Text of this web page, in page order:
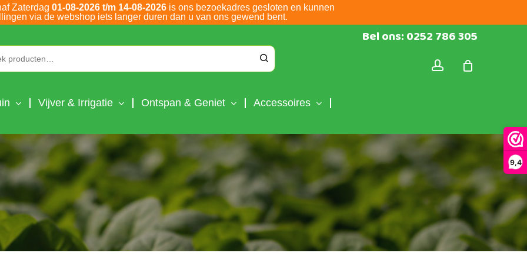
9,4
Zaterdag 01-08-2026 t/m 14-08-2026is ons bezoekadres gesloten en kunnen
via de webshop iets langer duren dan u van ons gewend bent.
Bel ons: 0252 786 305
Vijver & Irrigatie Ontspan & Geniet Accessoires